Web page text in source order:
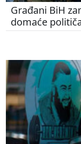
Građani BiH
domaće